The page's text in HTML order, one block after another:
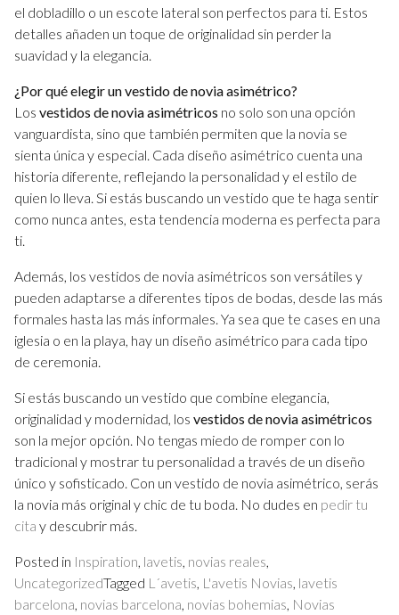
el dobladillo o un escote lateral son perfectos para ti. Estos
detalles añaden un toque de originalidad sin perder la
suavidad y la elegancia.
¿Por qué elegir un vestido de novia asimétrico?
Los vestidos de novia asimétricos no solo son una opción
vanguardista, sino que también permiten que la novia se
sienta única y especial. Cada diseño asimétrico cuenta una
historia diferente, reflejando la personalidad y el estilo de
quien lo lleva. Si estás buscando un vestido que te haga sentir
como nunca antes, esta tendencia moderna es perfecta para
ti.
Además, los vestidos de novia asimétricos son versátiles y
pueden adaptarse a diferentes tipos de bodas, desde las más
formales hasta las más informales. Ya sea que te cases en una
iglesia o en la playa, hay un diseño asimétrico para cada tipo
de ceremonia.
Si estás buscando un vestido que combine elegancia,
originalidad y modernidad, los vestidos de novia asimétricos
son la mejor opción. No tengas miedo de romper con lo
tradicional y mostrar tu personalidad a través de un diseño
único y sofisticado. Con un vestido de novia asimétrico, serás
la novia más original y chic de tu boda. No dudes en pedir tu
cita y descubrir más.
Posted in Inspiration, lavetis, novias reales,
UncategorizedTagged L´avetis, L'avetis Novias, lavetis
barcelona, novias barcelona, novias bohemias, Novias